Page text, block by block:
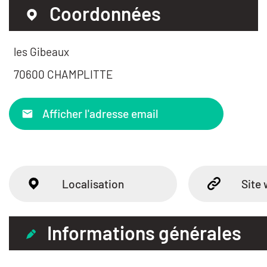
Coordonnées
les Gibeaux
70600 CHAMPLITTE
Afficher l'adresse email
Localisation Site
Informations générales